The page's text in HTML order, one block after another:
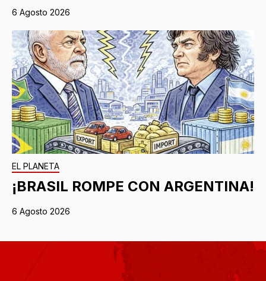
6 Agosto 2026
EL PLANETA
¡BRASIL ROMPE CON ARGENTINA!
6 Agosto 2026